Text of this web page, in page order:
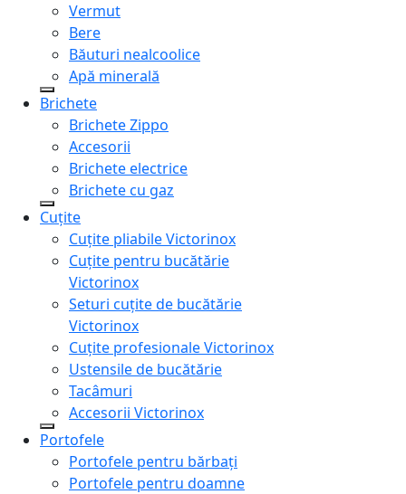
Vermut
Bere
Băuturi nealcoolice
Apă minerală
Brichete
Brichete Zippo
Accesorii
Brichete electrice
Brichete cu gaz
Cuțite
Cuțite pliabile Victorinox
Cuțite pentru bucătărie
Victorinox
Seturi cuțite de bucătărie
Victorinox
Cuțite profesionale Victorinox
Ustensile de bucătărie
Tacâmuri
Accesorii Victorinox
Portofele
Portofele pentru bărbați
Portofele pentru doamne